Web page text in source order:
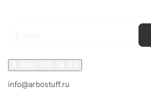
info@arbostuff.ru